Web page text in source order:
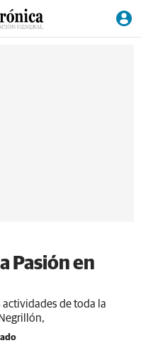
Pasión en
actividades de toda la